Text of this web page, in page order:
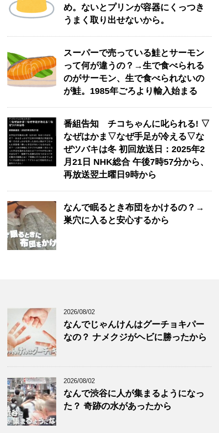
め。ないとプリンが容器にくっつき
うまく取り出せないから。
スーパーで売っている鮭とサーモン
って何が違うの？→生で食べられる
のがサーモン、生で食べられないの
が鮭。1985年ごろより輸入始まる
番組告知 チコちゃんに叱られる! ▽
なぜはかま▽なぜ手足が冷える▽な
ぜツバキは冬 初回放送日：2025年2
月21日 NHK総合 午後7時57分から、
再放送翌土曜日9時から
なんで眠るとき布団をかけるの？→
巣穴に入ると安心するから
2026/08/02
なんでじゃんけんはグーチョキパー
なの？ ナメクジがヘビに勝ったから
2026/08/02
なんで渋谷に人が集まるようになっ
た？ 奇跡の水があったから